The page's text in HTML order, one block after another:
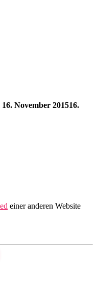
16. November 201516.
einer anderen Website